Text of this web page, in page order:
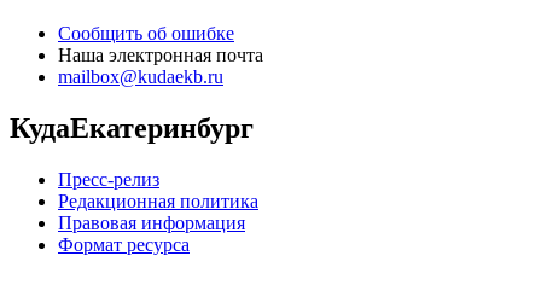
Сообщить об ошибке
Наша электронная почта
mailbox@kudaekb.ru
КудаЕкатеринбург
Пресс-релиз
Редакционная политика
Правовая информация
Формат ресурса